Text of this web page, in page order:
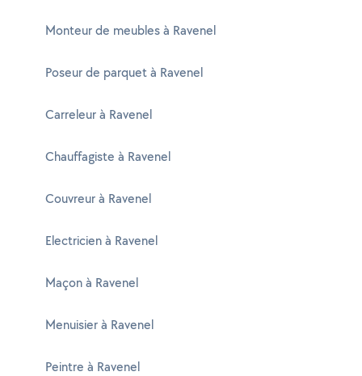
Monteur de meubles à Ravenel
Poseur de parquet à Ravenel
Carreleur à Ravenel
Chauffagiste à Ravenel
Couvreur à Ravenel
Electricien à Ravenel
Maçon à Ravenel
Menuisier à Ravenel
Peintre à Ravenel